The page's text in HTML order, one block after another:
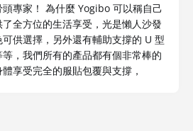
專家！ 為什麼 Yogibo 可以稱自己
全方位的生活享受，光是懶人沙發
供選擇，另外還有輔助支撐的 U 型
，我們所有的產品都有個非常棒的
享受完全的服貼包覆與支撐，